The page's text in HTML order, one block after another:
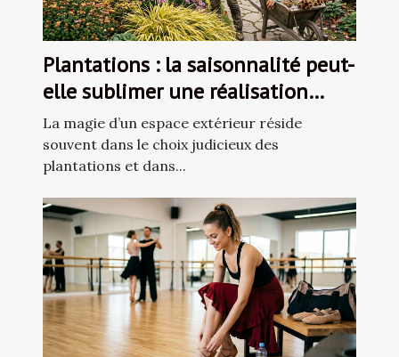
Plantations : la saisonnalité peut-
elle sublimer une réalisation
paysagère ?
La magie d’un espace extérieur réside
souvent dans le choix judicieux des
plantations et dans...